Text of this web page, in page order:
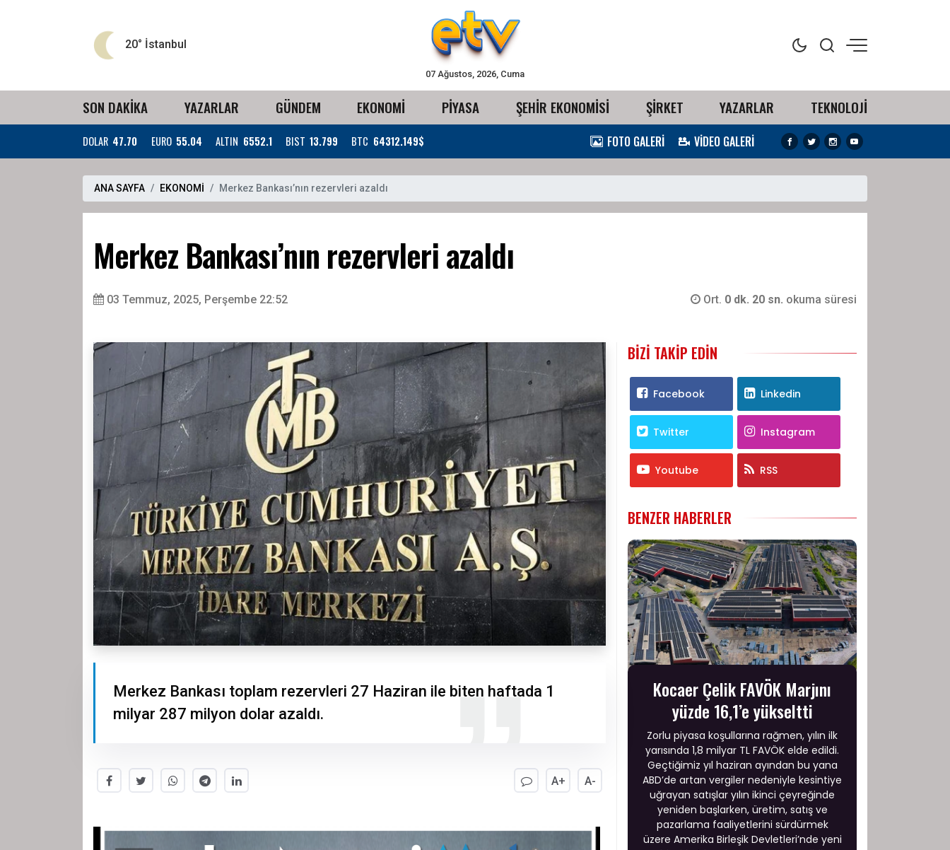
20° İstanbul
07 Ağustos, 2026, Cuma
SON DAKİKA YAZARLAR GÜNDEM EKONOMİ PİYASA ŞEHİR EKONOMİSİ ŞİRKET YAZARLAR TEKNOLOJİ
DOLAR 47.70 EURO 55.04 ALTIN 6552.1 BIST 13.799 BTC 64312.149$ FOTO GALERİ VİDEO GALERİ
ANA SAYFA EKONOMİ Merkez Bankası’nın rezervleri azaldı
Merkez Bankası’nın rezervleri azaldı
03 Temmuz, 2025, Perşembe 22:52 Ort. 0 dk. 20 sn. okuma süresi
Merkez Bankası toplam rezervleri 27 Haziran ile biten haftada 1
milyar 287 milyon dolar azaldı.
A+ A-
BIZI TAKIP EDIN
Facebook Linkedin
Twitter Instagram
Youtube RSS
BENZER HABERLER
Kocaer Çelik FAVÖK Marjını
yüzde 16,1’e yükseltti
Zorlu piyasa koşullarına rağmen, yılın ilk
yarısında 1,8 milyar TL FAVÖK elde edildi.
Geçtiğimiz yıl haziran ayından bu yana
ABD’de artan vergiler nedeniyle kesintiye
uğrayan satışlar yılın ikinci çeyreğinde
yeniden başlarken, üretim, satış ve
pazarlama faaliyetlerini sürdürmek
üzere Amerika Birleşik Devletleri’nde yeni